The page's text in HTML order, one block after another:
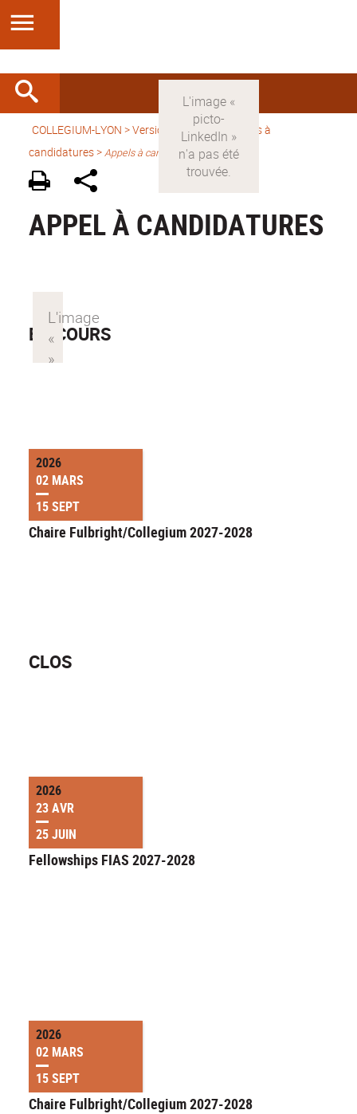
COLLEGIUM-LYON >Version française> Appels à
candidatures >Appels à candidature
APPEL À CANDIDATURES
EN COURS
2026
02 MARS
15 SEPT
Chaire Fulbright/Collegium 2027-2028
CLOS
2026
23 AVR
25 JUIN
Fellowships FIAS 2027-2028
2026
02 MARS
15 SEPT
Chaire Fulbright/Collegium 2027-2028